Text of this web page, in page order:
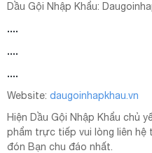
Dầu Gội Nhập Khẩu:
....
....
....
Website: daugoinhapkhau.vn
Hiện Dầu Gội Nhập Khẩu chủ
phẩm trực tiếp vui lòng liên
đón Bạn chu đáo nhất.